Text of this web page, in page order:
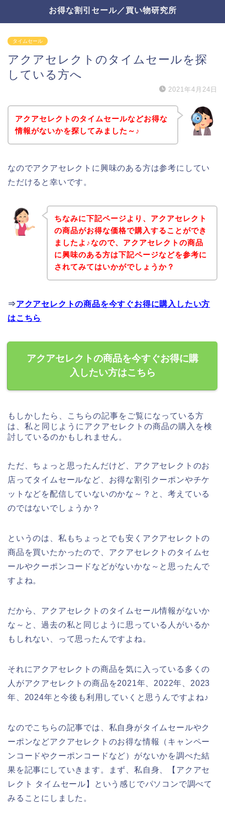
お得な割引セール／買い物研究所
タイムセール
アクアセレクトのタイムセールを探
している方へ
2021年4月24日
アクアセレクトのタイムセールなどお得な
情報がないかを探してみました～♪
なのでアクアセレクトに興味のある方は参考にしてい
ただけると幸いです。
ちなみに下記ページより、アクアセレクト
の商品がお得な価格で購入することができ
ましたよ♪なので、アクアセレクトの商品
に興味のある方は下記ページなどを参考に
されてみてはいかがでしょうか？
⇒アクアセレクトの商品を今すぐお得に購入したい方
はこちら
アクアセレクトの商品を今すぐお得に購
入したい方はこちら
もしかしたら、こちらの記事をご覧になっている方
は、私と同じようにアクアセレクトの商品の購入を検
討しているのかもしれません。
ただ、ちょっと思ったんだけど、アクアセレクトのお
店ってタイムセールなど、お得な割引クーポンやチケ
ットなどを配信していないのかな～？と、考えている
のではないでしょうか？
というのは、私もちょっとでも安くアクアセレクトの
商品を買いたかったので、アクアセレクトのタイムセ
ールやクーポンコードなどがないかな～と思ったんで
すよね。
だから、アクアセレクトのタイムセール情報がないか
な～と、過去の私と同じように思っている人がいるか
もしれない、って思ったんですよね。
それにアクアセレクトの商品を気に入っている多くの
人がアクアセレクトの商品を2021年、2022年、2023
年、2024年と今後も利用していくと思うんですよね♪
なのでこちらの記事では、私自身がタイムセールやク
ーポンなどアクアセレクトのお得な情報（キャンペー
ンコードやクーポンコードなど）がないかを調べた結
果を記事にしていきます。まず、私自身、【アクアセ
レクト タイムセール】という感じでパソコンで調べて
みることにしました。